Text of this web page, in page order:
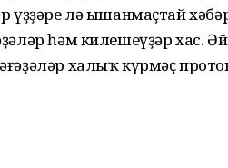
үҙҙәре лә ышанмаҫтай
һәм килешеүҙәр хас.
халыҡ күрмәҫ